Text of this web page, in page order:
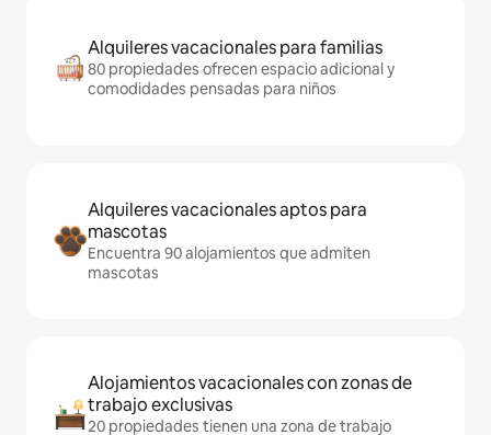
Alquileres vacacionales para familias
80 propiedades ofrecen espacio adicional y
comodidades pensadas para niños
Alquileres vacacionales aptos para
mascotas
Encuentra 90 alojamientos que admiten
mascotas
Alojamientos vacacionales con zonas de
trabajo exclusivas
20 propiedades tienen una zona de trabajo